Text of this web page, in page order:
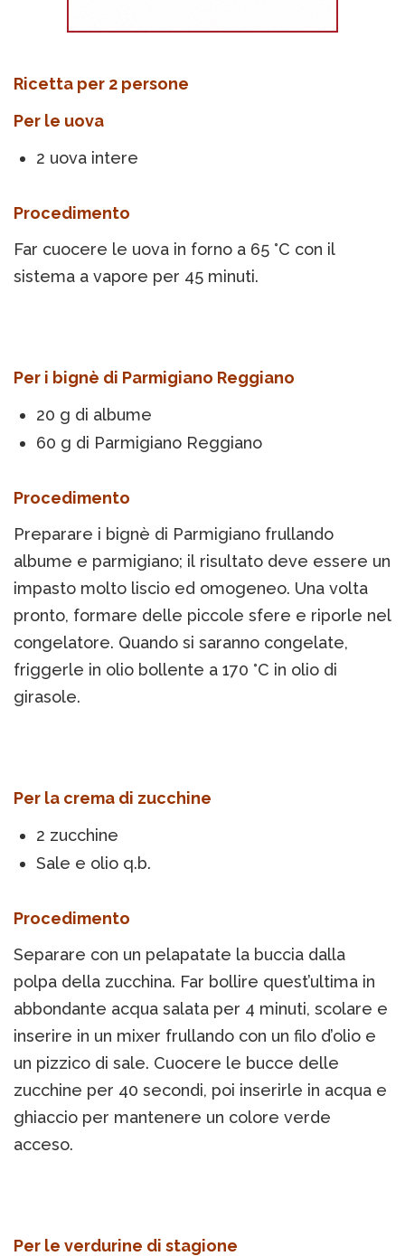
Ricetta per 2 persone
Per le uova
2 uova intere
Procedimento
Far cuocere le uova in forno a 65 °C con il
sistema a vapore per 45 minuti.
Per i bignè di Parmigiano Reggiano
20 g di albume
60 g di Parmigiano Reggiano
Procedimento
Preparare i bignè di Parmigiano frullando
albume e parmigiano; il risultato deve essere un
impasto molto liscio ed omogeneo. Una volta
pronto, formare delle piccole sfere e riporle nel
congelatore. Quando si saranno congelate,
friggerle in olio bollente a 170 °C in olio di
girasole.
Per la crema di zucchine
2 zucchine
Sale e olio q.b.
Procedimento
Separare con un pelapatate la buccia dalla
polpa della zucchina. Far bollire quest’ultima in
abbondante acqua salata per 4 minuti, scolare e
inserire in un mixer frullando con un filo d’olio e
un pizzico di sale. Cuocere le bucce delle
zucchine per 40 secondi, poi inserirle in acqua e
ghiaccio per mantenere un colore verde
acceso.
Per le verdurine di stagione